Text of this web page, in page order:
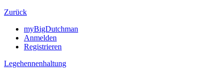
Zurück
myBigDutchman
Anmelden
Registrieren
Legehennenhaltung